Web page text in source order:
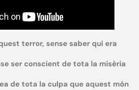
terror, sense saber qui era
ser conscient de tota la misèria
de tota la culpa que aquest món